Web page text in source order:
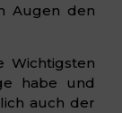
Augen den
Wichtigsten
habe und
auch der